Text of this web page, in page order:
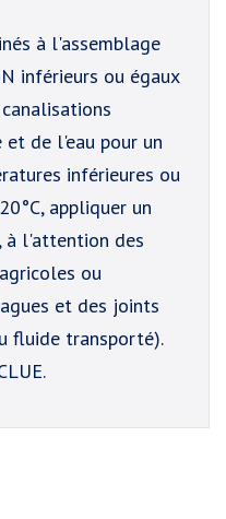
à l'assemblage
inférieurs ou égaux
de l'eau pour un
inférieures ou
appliquer un
à l'attention des
ou
et des joints
fluide transporté).